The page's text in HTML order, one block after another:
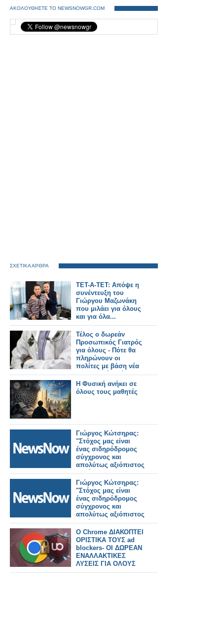
ΑΚΟΛΟΥΘΗΣΤΕ ΤΟ NEWSNOWGR.COM
ΣΧΕΤΙΚΑ ΑΡΘΡΑ
ΤΕΤ-Α-ΤΕΤ: Απόψε η
συνέντευξη του
Γιώργου Μαζωνάκη
που μιλάει για όλους
και για όλα...
Τέλος ο δωρεάν
Προσωπικός Γιατρός
για όλους - Πότε θα
πληρώνουν οι
πολίτες με βάση νέα
υπουργική απόφαση
Η Φυσική ανήκει σε
όλους τους μαθητές
Γιώργος Κώτσηρας:
"Στόχος μας είναι
ένας σιδηρόδρομος
σύγχρονος και
απολύτως αξιόπιστος
για όλους τους
πολίτες".
Γιώργος Κώτσηρας:
"Στόχος μας είναι
ένας σιδηρόδρομος
σύγχρονος και
απολύτως αξιόπιστος
για όλους τους
πολίτες".
Ο Chrome ΔΙΑΚΟΠΤΕΙ
ΟΡΙΣΤΙΚΑ ΤΟΥΣ ad
blockers- ΟΙ ΔΩΡΕΑΝ
ΕΝΑΛΛΑΚΤΙΚΕΣ
ΛΥΣΕΙΣ ΓΙΑ ΟΛΟΥΣ